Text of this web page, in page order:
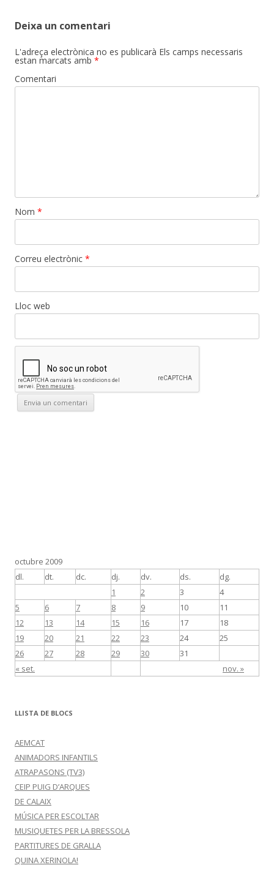
Deixa un comentari
L'adreça electrònica no es publicarà Els camps necessaris
estan marcats amb *
Comentari
Nom *
Correu electrònic *
Lloc web
octubre 2009
dl.
dt. dc. dj. dv. ds. dg.
« set. nov. »
1 2 3
4
5
6 7 8 9 10
11
12
13 14 15 16 17
18
19
20 21 22 23 24
25
26
27 28 29 30 31
LLISTA DE BLOCS
AEMCAT
ANIMADORS INFANTILS
ATRAPASONS (TV3)
CEIP PUIG D’ARQUES
DE CALAIX
MÚSICA PER ESCOLTAR
MUSIQUETES PER LA BRESSOLA
PARTITURES DE GRALLA
QUINA XERINOLA!